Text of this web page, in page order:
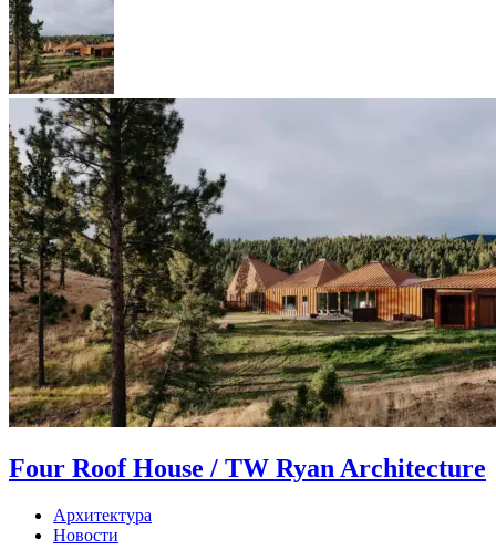
Four Roof House / TW Ryan Architecture
Архитектура
Новости